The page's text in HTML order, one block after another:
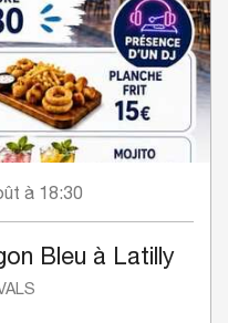
à 18:30
Bleu à Latilly